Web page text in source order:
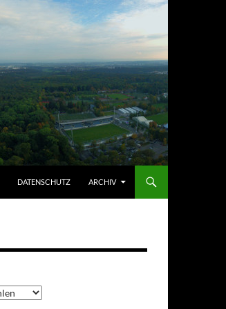
DATENSCHUTZ ARCHIV